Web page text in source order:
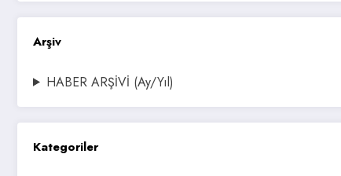
Arşiv
HABER ARŞİVİ (Ay/Yıl)
Kategoriler